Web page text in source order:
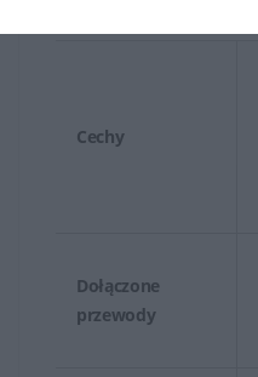
Cechy
Dołączone
przewody